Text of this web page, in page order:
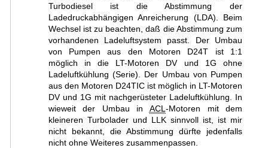
Turbodiesel ist die Abstimmung der
Ladedruckabhängigen Anreicherung (LDA). Beim
Wechsel ist zu beachten, daß die Abstimmung zum
vorhandenen Ladeluftsystem passt. Der Umbau
von Pumpen aus den Motoren D24T ist 1:1
möglich in die LT-Motoren DV und 1G ohne
Ladeluftkühlung (Serie). Der Umbau von Pumpen
aus den Motoren D24TIC ist möglich in LT-Motoren
DV und 1G mit nachgerüsteter Ladeluftkühlung. In
wieweit der Umbau in ACL -Motoren mit dem
kleineren Turbolader und LLK sinnvoll ist, ist mir
nicht bekannt, die Abstimmung dürfte jedenfalls
nicht ohne Weiteres zusammenpassen.